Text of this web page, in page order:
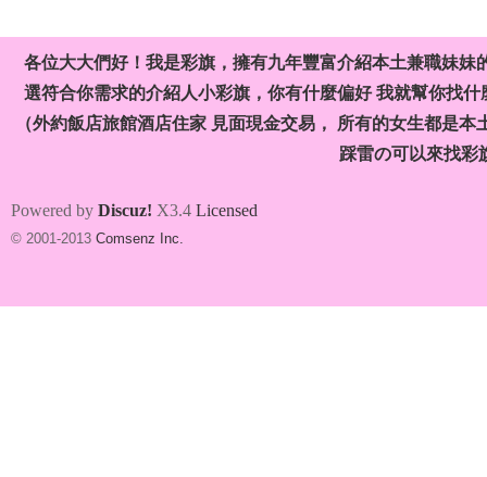
各位大大們好！我是彩旗，擁有九年豐富介紹本土兼職妹
選符合你需求的介紹人小彩旗，你有什麼偏好 我就幫你找
（外約飯店旅館酒店住家 見面現金交易， 所有的女生都是
踩雷の可以來找彩
Powered by Discuz! X3.4 Licensed
© 2001-2013 Comsenz Inc.